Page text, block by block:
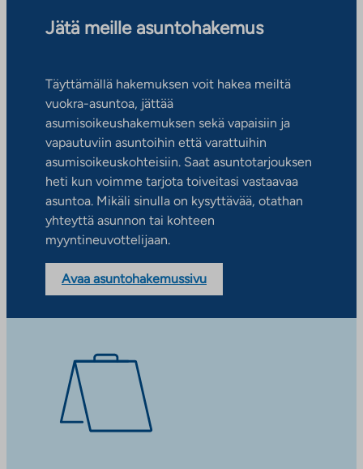
Jätä meille asuntohakemus
Täyttämällä hakemuksen voit hakea meiltä
vuokra-asuntoa, jättää
asumisoikeushakemuksen sekä vapaisiin ja
vapautuviin asuntoihin että varattuihin
asumisoikeuskohteisiin. Saat asuntotarjouksen
heti kun voimme tarjota toiveitasi vastaavaa
asuntoa. Mikäli sinulla on kysyttävää, otathan
yhteyttä asunnon tai kohteen
myyntineuvottelijaan.
Avaa asuntohakemussivu